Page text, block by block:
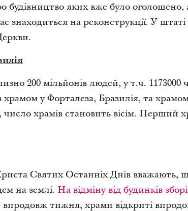
будівництво яких вже було
знаходиться на реконструкції. У
200 мільйонів людей, у т.ч. 1173000
храмом у Форталеза, Бразилія, та
число храмів становить вісім. Перший
Святих Останніх Днів вважають,
на землі. На відміну від будинків
впродовж тижня, храми відкриті